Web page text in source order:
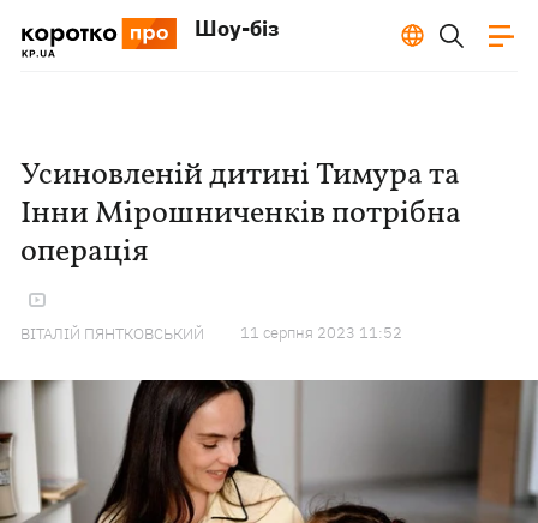
Шоу-біз
Усиновленій дитині Тимура та
Інни Мірошниченків потрібна
операція
ВІТАЛІЙ ПЯНТКОВСЬКИЙ 11 серпня 2023 11:52